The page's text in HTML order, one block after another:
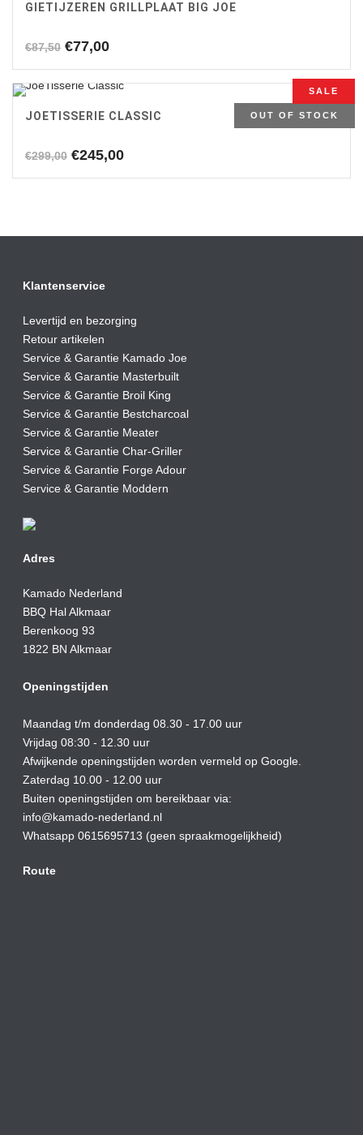
GIETIJZEREN GRILLPLAAT BIG JOE
€87,50 Oorspronkelijke
was:
€77,00Huidige
is:
OUT OF STOCK
SALE
JOETISSERIE CLASSIC
€299,00 Oorspronkelijke
€245,00Huidige
Klantenservice
Levertijd en bezorging
Retour artikelen
Service & Garantie Kamado Joe
Service & Garantie Masterbuilt
Service & Garantie Broil King
Service & Garantie Bestcharcoal
Service & Garantie Meater
Service & Garantie Char-Griller
Service & Garantie Forge Adour
Service & Garantie Moddern
Adres
Kamado Nederland
BBQ Hal Alkmaar
Berenkoog 93
1822 BN Alkmaar
Openingstijden
Maandag t/m donderdag 08.30 - 17.00 uur
Vrijdag 08:30 - 12.30 uur
Afwijkende openingstijden worden vermeld op Google.
Zaterdag 10.00 - 12.00 uur
Buiten openingstijden om bereikbaar via:
info@kamado-nederland.nl
Whatsapp 0615695713 (geen spraakmogelijkheid)
Route